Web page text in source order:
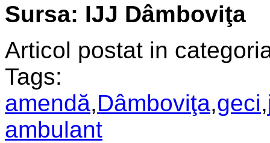
Sursa: IJJ Dâmboviţa
Articol postat in
Tags:
amendă,Dâmboviţa,geci,
ambulant